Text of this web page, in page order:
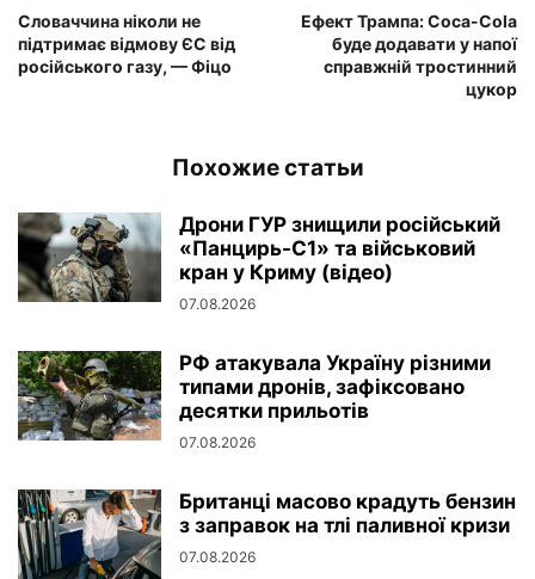
Словаччина ніколи не
підтримає відмову ЄС від
російського газу, — Фіцо
Ефект Трампа: Coca-Cola
буде додавати у напої
справжній тростинний
цукор
Похожие статьи
Дрони ГУР знищили російський
«Панцирь-С1» та військовий
кран у Криму (відео)
07.08.2026
РФ атакувала Україну різними
типами дронів, зафіксовано
десятки прильотів
07.08.2026
Британці масово крадуть бензин
з заправок на тлі паливної кризи
07.08.2026